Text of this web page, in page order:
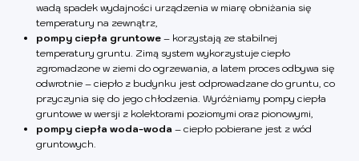
wadą spadek wydajności urządzenia w miarę obniżania się
temperatury na zewnątrz,
pompy ciepła gruntowe – korzystają ze stabilnej
temperatury gruntu. Zimą system wykorzystuje ciepło
zgromadzone w ziemi do ogrzewania, a latem proces odbywa się
odwrotnie – ciepło z budynku jest odprowadzane do gruntu, co
przyczynia się do jego chłodzenia. Wyróżniamy pompy ciepła
gruntowe w wersji z kolektorami poziomymi oraz pionowymi,
pompy ciepła woda-woda – ciepło pobierane jest z wód
gruntowych.